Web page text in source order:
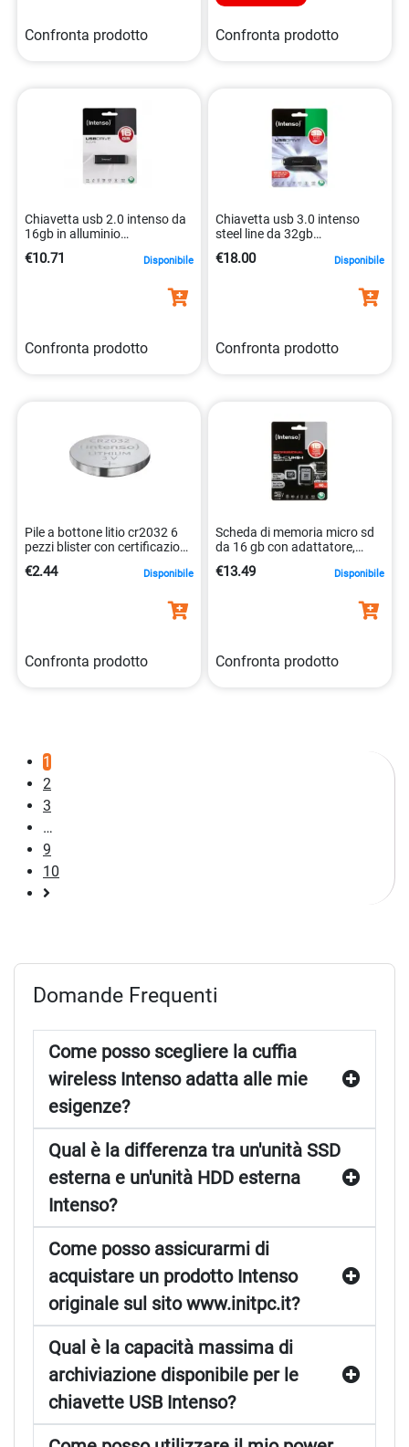
Confronta prodotto Confronta prodotto
Chiavetta usb 2.0 intenso da
16gb in alluminio
€10.71 Disponibile
Confronta prodotto
Chiavetta usb 3.0 intenso
steel line da 32gb
€18.00 Disponibile
Confronta prodotto
Pile a bottone litio cr2032 6
pezzi blister con certificazione
€2.44 Disponibile
Confronta prodotto
Scheda di memoria micro sd
da 16 gb con adattatore,
€13.49 Disponibile
Confronta prodotto
1
2
3
…
9
10
Domande Frequenti
Come posso scegliere la cuffia
wireless Intenso adatta alle mie
esigenze?
Qual è la differenza tra un'unità SSD
esterna e un'unità HDD esterna
Intenso?
Come posso assicurarmi di
acquistare un prodotto Intenso
originale sul sito www.initpc.it?
Qual è la capacità massima di
archiviazione disponibile per le
chiavette USB Intenso?